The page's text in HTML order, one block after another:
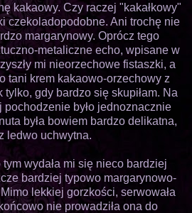
kakaowy. Czy raczej "kakałkowy"
czekoladopodobne. Ani trochę nie
margarynowy. Oprócz tego
metaliczne echo, wpisane w
mi nieorzechowe fistaszki, a
tani krem kakaowo-orzechowy z
tylko, gdy bardzo się skupiłam. Na
było jednoznacznie
była bowiem bardzo delikatna,
ledwo uchwytna.
wydała mi się nieco bardziej
bardziej typowo margarynowo-
lekkiej gorzkości, serwowała
nie prowadziła ona do